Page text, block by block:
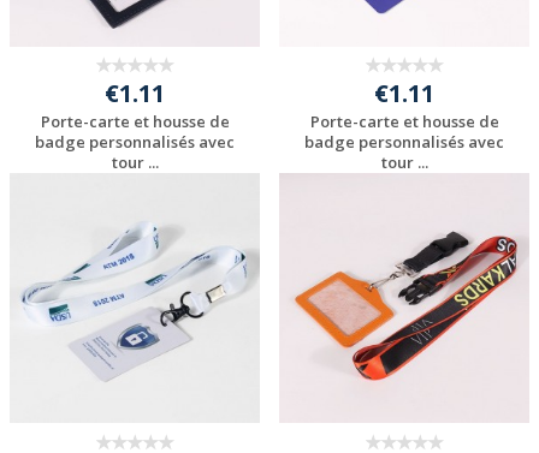
€1.11
Porte-carte et housse de
badge personnalisés avec
tour ...
votre logo
€1.11
Porte-carte et housse de
badge personnalisés avec
tour ...